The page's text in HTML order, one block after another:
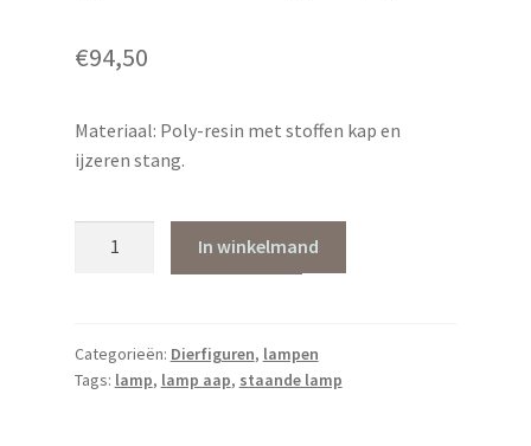
€94,50
Materiaal: Poly-resin met stoffen kap en
ijzeren stang.
aantal
In winkelmand
Categorieën: Dierfiguren, lampen
Tags: lamp, lamp aap, staande lamp